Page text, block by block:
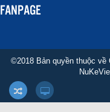
FANPAGE
©2018 Bản quyền thuộc về